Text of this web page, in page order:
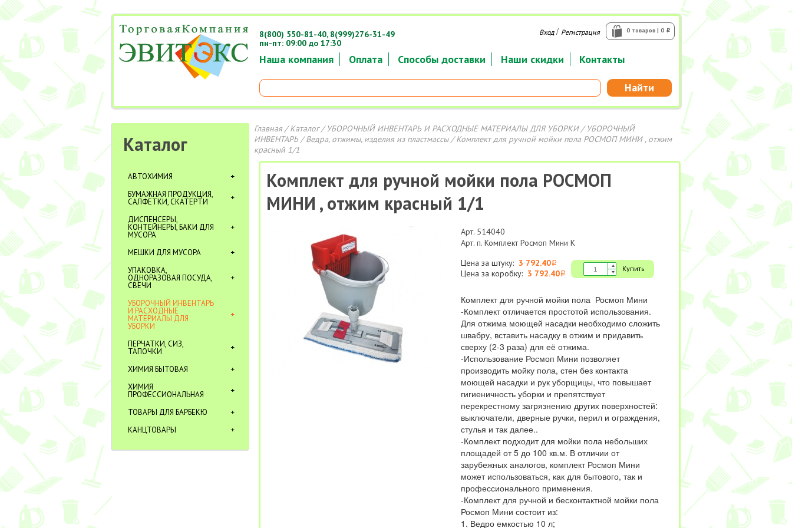
Наша компания Оплата Способы доставки Наши скидки Контакты
Найти
0 товаров | 0 i
Вход/ Регистрация
8(800) 550-81-40, 8(999)276-31-49
пн-пт: 09:00 до 17:30
Каталог
АВТОХИМИЯ
БУМАЖНАЯ ПРОДУКЦИЯ,
САЛФЕТКИ, СКАТЕРТИ
ДИСПЕНСЕРЫ,
КОНТЕЙНЕРЫ, БАКИ ДЛЯ
МУСОРА
МЕШКИ ДЛЯ МУСОРА
УПАКОВКА,
ОДНОРАЗОВАЯ ПОСУДА,
СВЕЧИ
УБОРОЧНЫЙ ИНВЕНТАРЬ
И РАСХОДНЫЕ
МАТЕРИАЛЫ ДЛЯ
УБОРКИ
ПЕРЧАТКИ, СИЗ,
ТАПОЧКИ
ХИМИЯ БЫТОВАЯ
ХИМИЯ
ПРОФЕССИОНАЛЬНАЯ
ТОВАРЫ ДЛЯ БАРБЕКЮ
КАНЦТОВАРЫ
Главная/Каталог/УБОРОЧНЫЙ ИНВЕНТАРЬ И РАСХОДНЫЕ МАТЕРИАЛЫ ДЛЯ УБОРКИ/УБОРОЧНЫЙ
ИНВЕНТАРЬ/Ведра, отжимы, изделия из пластмассы/ Комплект для ручной мойки пола РОСМОП МИНИ , отжим
красный 1/1
Комплект для ручной мойки пола РОСМОП
МИНИ , отжим красный 1/1
Арт. 514040
Арт. п. Комплект Росмоп Мини К
Цена за штуку: 3 792.40i
Цена за коробку: 3 792.40i
Купить
Комплект для ручной мойки пола Росмоп Мини
-Комплект отличается простотой использования.
Для отжима моющей насадки необходимо сложить
швабру, вставить насадку в отжим и придавить
сверху (2-3 раза) для её отжима.
-Использование Росмоп Мини позволяет
производить мойку пола, стен без контакта
моющей насадки и рук уборщицы, что повышает
гигиеничность уборки и препятствует
перекрестному загрязнению других поверхностей:
выключатели, дверные ручки, перил и ограждения,
стулья и так далее..
-Комплект подходит для мойки пола небольших
площадей от 5 до 100 кв.м. В отличии от
зарубежных аналогов, комплект Росмоп Мини
может использоваться, как для бытового, так и
профессионального применения.
-Комплект для ручной и бесконтактной мойки пола
Росмоп Мини состоит из:
1. Ведро емкостью 10 л;